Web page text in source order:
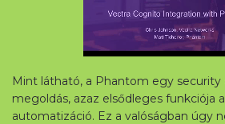
Mint látható, a Phantom egy security
megoldás, azaz elsődleges funkciója
automatizáció. Ez a valóságban úgy